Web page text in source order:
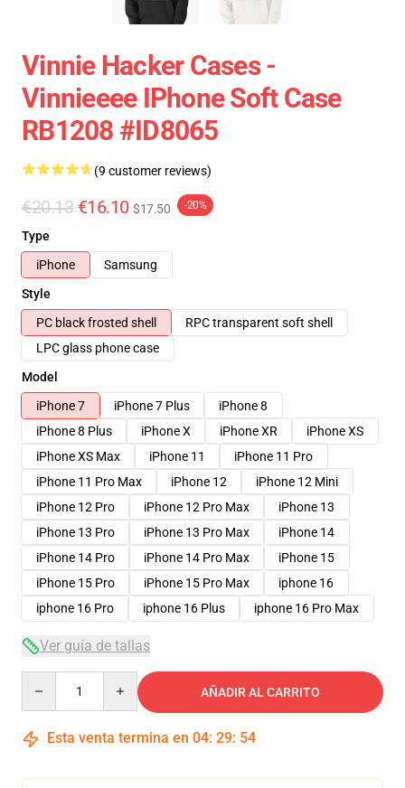
Vinnie Hacker Cases -
Vinnieeee IPhone Soft Case
RB1208 #ID8065
(9 customer reviews)
€20.13 €16.10 $17.50 -20%
Type
iPhone
Samsung
Style
PC black frosted shell
RPC transparent soft shell
LPC glass phone case
Model
iPhone 7
iPhone 7 Plus
iPhone 8
iPhone 8 Plus
iPhone X iPhone XR
iPhone XS
iPhone XS Max
iPhone 11
iPhone 11 Pro
iPhone 11 Pro Max
iPhone 12
iPhone 12 Mini
iPhone 12 Pro
iPhone 12 Pro Max
iPhone 13
iPhone 13 Pro
iPhone 13 Pro Max
iPhone 14
iPhone 14 Pro
iPhone 14 Pro Max
iPhone 15
iPhone 15 Pro
iPhone 15 Pro Max
iphone 16
iphone 16 Pro
iphone 16 Plus iphone 16 Pro Max
Ver guía de tallas
AÑADIR AL CARRITO
Esta venta termina en 04: 29: 54